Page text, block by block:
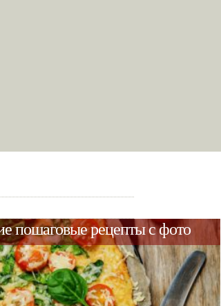
пошаговые рецепты с фото